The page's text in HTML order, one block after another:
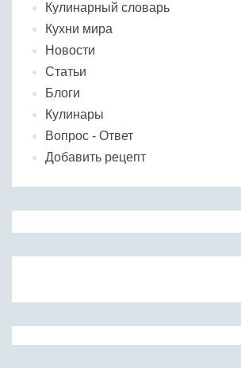
Кулинарный словарь
Кухни мира
Новости
Статьи
Блоги
Кулинары
Вопрос - Ответ
Добавить рецепт